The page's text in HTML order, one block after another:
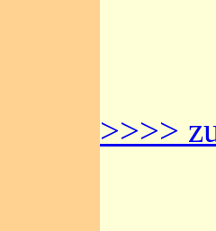
>>>>